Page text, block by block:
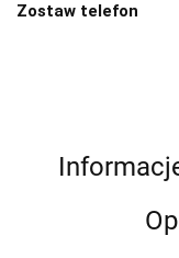
Zostaw telefon